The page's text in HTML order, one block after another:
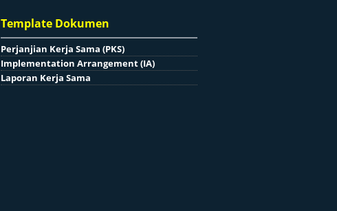
Template Dokumen
Perjanjian Kerja Sama (PKS)
Implementation Arrangement (IA)
Laporan Kerja Sama